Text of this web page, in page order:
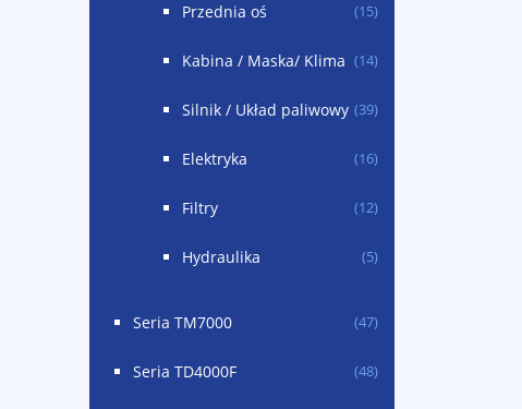
Przednia oś (15)
Kabina / Maska/ Klima (14)
Silnik / Układ paliwowy (39)
Elektryka (16)
Filtry (12)
Hydraulika (5)
Seria TM7000 (47)
Seria TD4000F (48)